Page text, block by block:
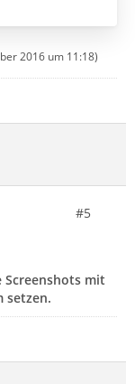
2016 um 11:18)
#5
Screenshots mit
setzen.